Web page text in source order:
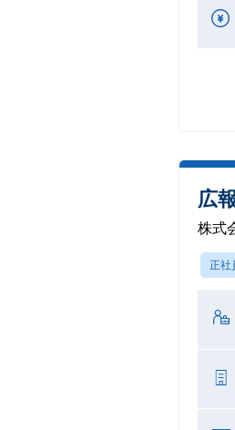
広
株式
正社